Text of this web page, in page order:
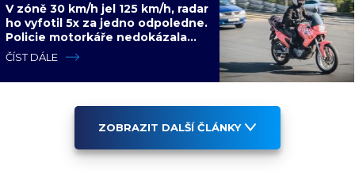
V zóně 30 km/h jel 125 km/h, radar
ho vyfotil 5x za jedno odpoledne.
Policie motorkáře nedokázala
zastavit
ČÍST DÁLE
ZOBRAZIT DALŠÍ ČLÁNKY